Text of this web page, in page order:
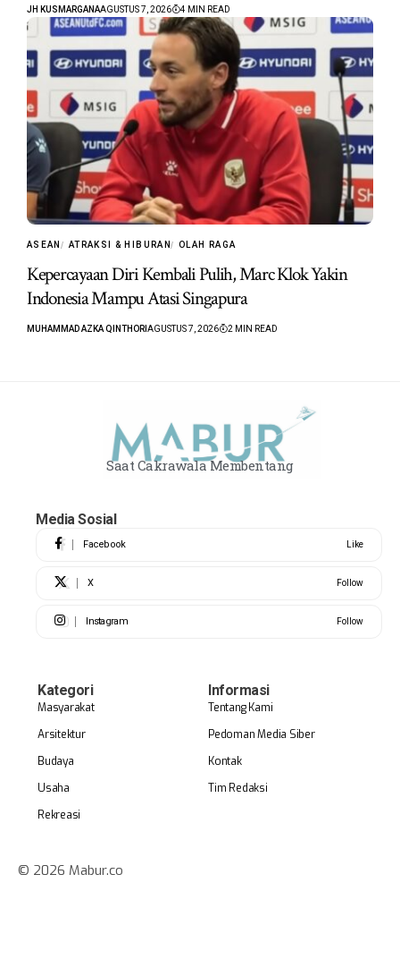
JH KUSMARGANAAGUSTUS 7, 2026 4 MIN READ
ASEAN ATRAKSI & HIBURAN OLAH RAGA
Kepercayaan Diri Kembali Pulih, Marc Klok Yakin
Indonesia Mampu Atasi Singapura
MUHAMMAD AZKA QINTHORI AGUSTUS 7, 2026 2 MIN READ
Saat Cakrawala Membentang
Media Sosial
Facebook Like
X Follow
Instagram Follow
Kategori
Masyarakat
Arsitektur
Budaya
Usaha
Rekreasi
Informasi
Tentang Kami
Pedoman Media Siber
Kontak
Tim Redaksi
© 2026 Mabur.co